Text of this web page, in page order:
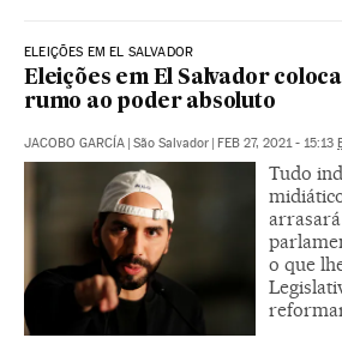
ELEIÇÕES EM EL SALVADOR
Eleições em El Salvador
rumo ao poder absoluto
JACOBO GARCÍA | São Salvador | FEB 27, 2021 - 15:13
Tudo
o que